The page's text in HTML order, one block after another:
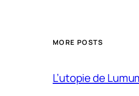
MORE POSTS
L’utopie de